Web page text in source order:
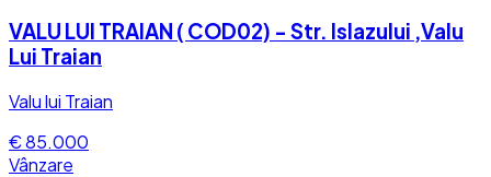
VALU LUI TRAIAN ( COD02) - Str. Islazului ,Valu
Lui Traian
Valu lui Traian
€ 85.000
Vânzare